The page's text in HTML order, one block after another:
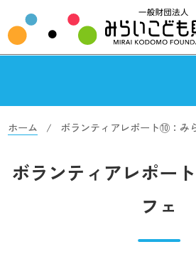
ホーム ボランティアレポート⑩：み
ボランティアレポー
フェ